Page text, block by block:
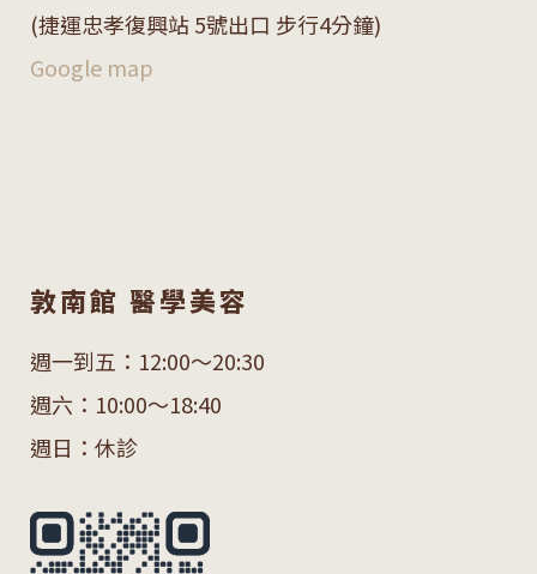
(捷運忠孝復興站 5號出口 步行4分鐘)
Google map
敦南館 醫學美容
週一到五：12:00～20:30
週六：10:00～18:40
週日：休診